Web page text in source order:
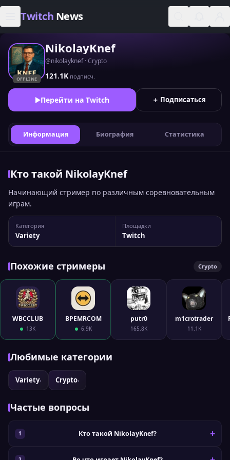
Skip to content
Twitch News
OFFLINE
NikolayKnef
@nikolayknef · Crypto
121.1K подписч.
Перейти на Twitch ＋ Подписаться
Информация Биография Статистика
Кто такой NikolayKnef
Начинающий стример по различным соревновательным
играм.
Категория
Variety
Площадки
Twitch
Похожие стримеры Crypto
WBCCLUB
13K
BPEMRCOM
6.9K
putr0
165.8K
m1crotrader
11.1K
Любимые категории
Variety› Crypto›
Частые вопросы
Кто такой NikolayKnef?